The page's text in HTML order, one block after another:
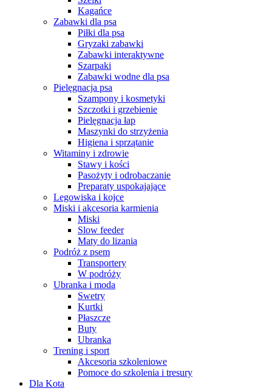
Kagańce
Zabawki dla psa
Piłki dla psa
Gryzaki zabawki
Zabawki interaktywne
Szarpaki
Zabawki wodne dla psa
Pielęgnacja psa
Szampony i kosmetyki
Szczotki i grzebienie
Pielęgnacja łap
Maszynki do strzyżenia
Higiena i sprzątanie
Witaminy i zdrowie
Stawy i kości
Pasożyty i odrobaczanie
Preparaty uspokajające
Legowiska i kojce
Miski i akcesoria karmienia
Miski
Slow feeder
Maty do lizania
Podróż z psem
Transportery
W podróży
Ubranka i moda
Swetry
Kurtki
Płaszcze
Buty
Ubranka
Trening i sport
Akcesoria szkoleniowe
Pomoce do szkolenia i tresury
Dla Kota